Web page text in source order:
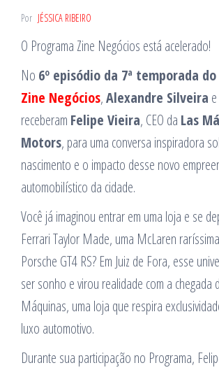
Por JÉSSICA RIBEIRO
O Programa Zine Negócios está acelerado!
No 6º episódio da 7ª temporada do
Zine Negócios,Alexandre Silveira e
receberam Felipe Vieira, CEO da Las
Motors, para uma conversa inspiradora
nascimento e o impacto desse novo
automobilístico da cidade.
Você já imaginou entrar em uma loja e se
Ferrari Taylor Made, uma McLaren
Porsche GT4 RS? Em Juiz de Fora, esse
ser sonho e virou realidade com a chegada
Máquinas, uma loja que respira
luxo automotivo.
Durante sua participação no Programa,